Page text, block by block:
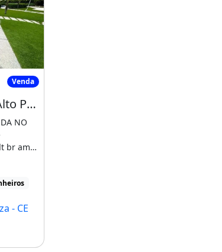
Alto Padrão a Venda no Fátima
Venda
Apartamento Alto Padrão a Venda no Fátima em Fortaleza/CE
NO
lt br amp
- CE
R$1.400